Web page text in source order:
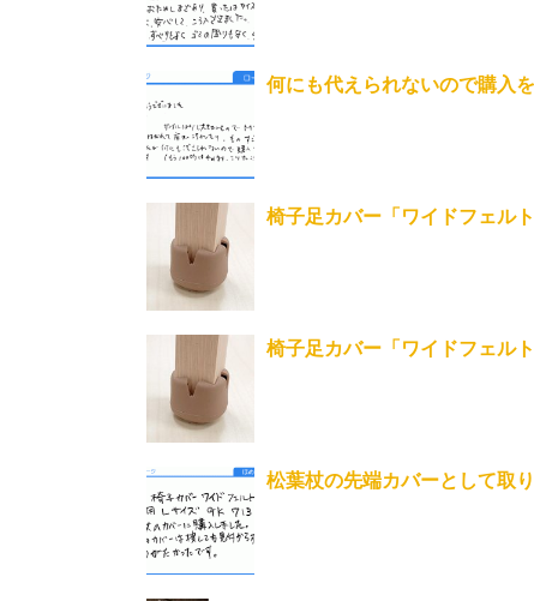
何にも代えられないので購入
椅子足カバー「ワイドフェル
椅子足カバー「ワイドフェル
松葉杖の先端カバーとして取